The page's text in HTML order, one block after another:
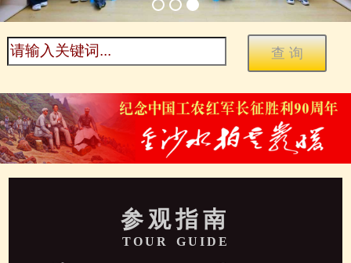
参观指南
TOUR GUIDE